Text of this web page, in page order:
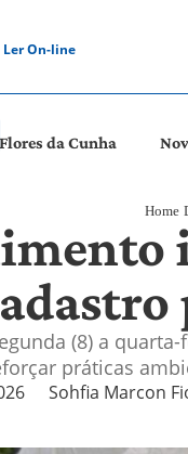
Ler On-line
Flores da Cunha
Home
(8) a
práticas
Sohfia Marcon